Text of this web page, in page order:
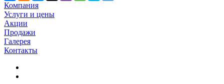
Компания
Услуги и цены
Акции
Продажи
Галерея
Контакты